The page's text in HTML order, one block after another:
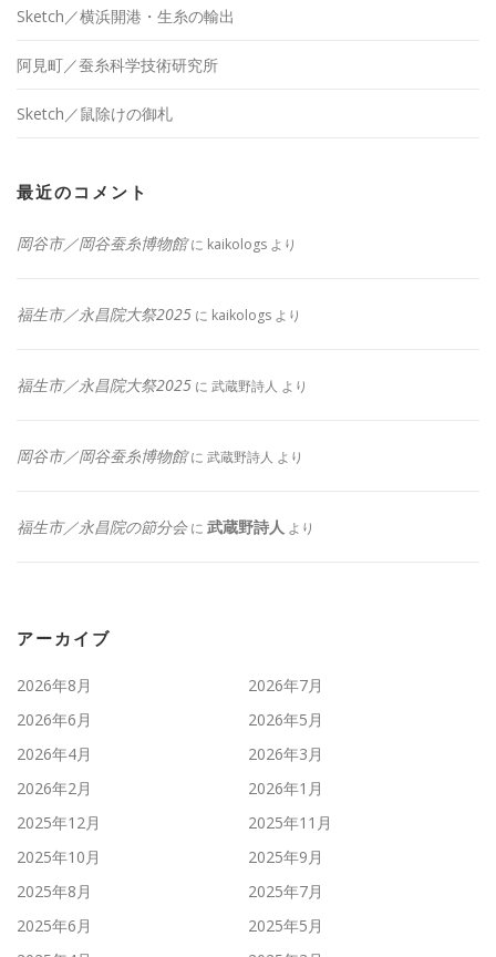
Sketch／横浜開港・生糸の輸出
阿見町／蚕糸科学技術研究所
Sketch／鼠除けの御札
最近のコメント
岡谷市／岡谷蚕糸博物館に kaikologs より
福生市／永昌院大祭2025 に kaikologs より
福生市／永昌院大祭2025 に 武蔵野詩人 より
岡谷市／岡谷蚕糸博物館に 武蔵野詩人 より
福生市／永昌院の節分会に 武蔵野詩人 より
アーカイブ
2026年8月
2026年7月
2026年6月
2026年5月
2026年4月
2026年3月
2026年2月
2026年1月
2025年12月
2025年11月
2025年10月
2025年9月
2025年8月
2025年7月
2025年6月
2025年5月